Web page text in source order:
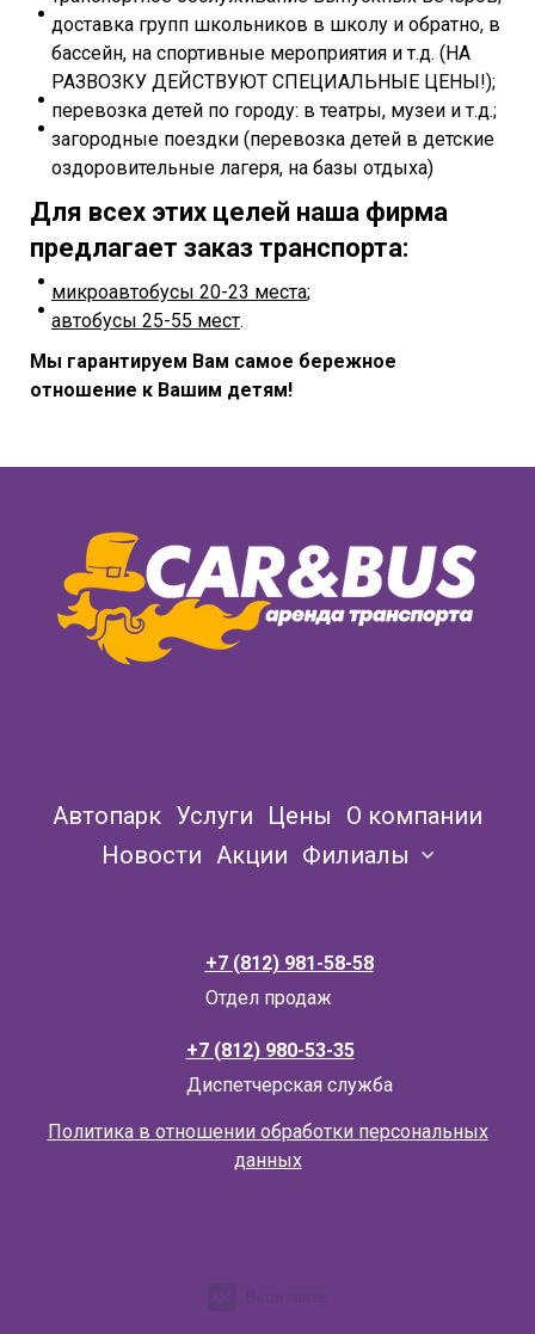
доставка групп школьников в школу и обратно, в
бассейн, на спортивные мероприятия и т.д. (НА
РАЗВОЗКУ ДЕЙСТВУЮТ СПЕЦИАЛЬНЫЕ ЦЕНЫ!);
перевозка детей по городу: в театры, музеи и т.д.;
загородные поездки (перевозка детей в детские
оздоровительные лагеря, на базы отдыха)
Для всех этих целей наша фирма
предлагает заказ транспорта:
микроавтобусы 20-23 места;
автобусы 25-55 мест.
Мы гарантируем Вам самое бережное
отношение к Вашим детям!
Автопарк Услуги Цены
О компании
Новости Акции Филиалы
+7 (812) 981-58-58
Отдел продаж
+7 (812) 980-53-35
Диспетчерская служба
Политика в отношении обработки персональных
данных